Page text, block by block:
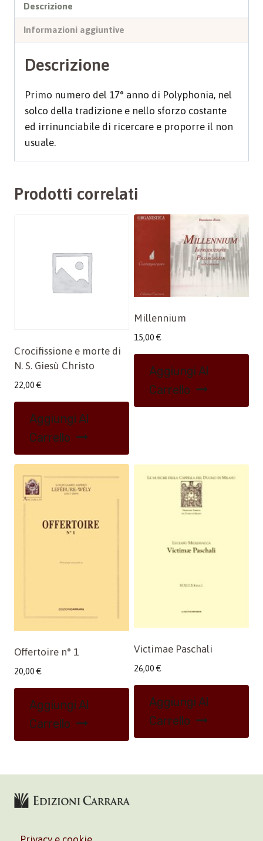
Descrizione
Informazioni aggiuntive
Descrizione
Primo numero del 17° anno di Polyphonia, nel
solco della tradizione e nello sforzo costante
ed irrinunciabile di ricercare e proporre il non
usuale.
Prodotti correlati
Crocifissione e morte di
N. S. Giesù Christo
22,00 €
Aggiungi Al
Carrello
Millennium
15,00 €
Aggiungi Al
Carrello
Offertoire n° 1
20,00 €
Aggiungi Al
Carrello
Victimae Paschali
26,00 €
Aggiungi Al
Carrello